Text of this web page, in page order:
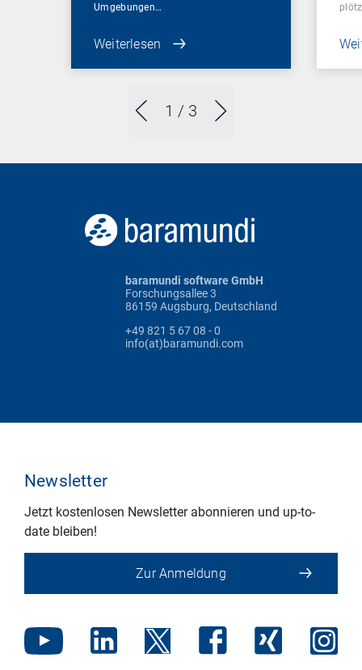
1 / 3
Umgebungen…
Weiterlesen
baramundi software GmbH
Forschungsallee 3
86159 Augsburg, Deutschland
+49 821 5 67 08 - 0
info(at)baramundi.com
Newsletter
Jetzt kostenlosen Newsletter abonnieren und up-to-
date bleiben!
Zur Anmeldung